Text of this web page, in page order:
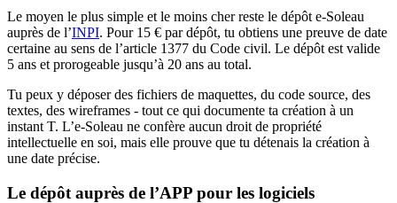
Le moyen le plus simple et le moins cher reste le dépôt e-Soleau
auprès de l’INPI. Pour 15 € par dépôt, tu obtiens une preuve de date
certaine au sens de l’article 1377 du Code civil. Le dépôt est valide
5 ans et prorogeable jusqu’à 20 ans au total.
Tu peux y déposer des fichiers de maquettes, du code source, des
textes, des wireframes - tout ce qui documente ta création à un
instant T. L’e-Soleau ne confère aucun droit de propriété
intellectuelle en soi, mais elle prouve que tu détenais la création à
une date précise.
Le dépôt auprès de l’APP pour les logiciels